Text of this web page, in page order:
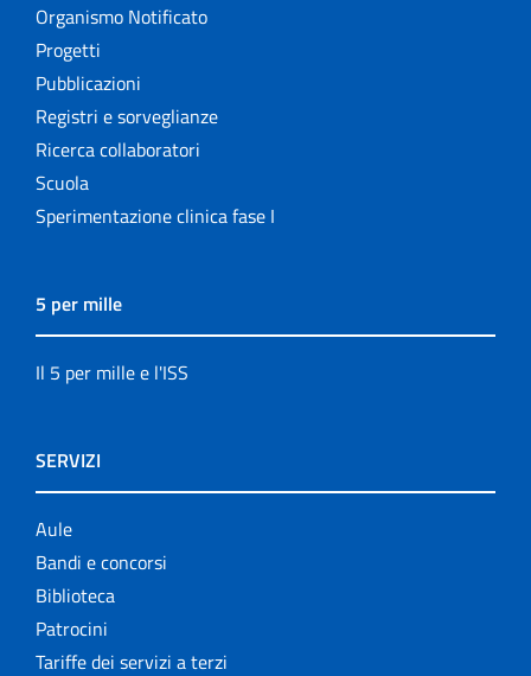
Organismo Notificato
Progetti
Pubblicazioni
Registri e sorveglianze
Ricerca collaboratori
Scuola
Sperimentazione clinica fase I
5 per mille
Il 5 per mille e l'ISS
SERVIZI
Aule
Bandi e concorsi
Biblioteca
Patrocini
Tariffe dei servizi a terzi